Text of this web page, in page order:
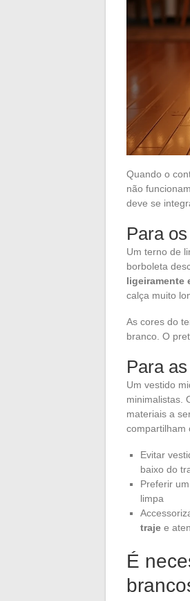
Quando o
não
deve se
Para
Um terno de
borboleta
ligeiramente
calça muito
As cores do
branco. O
Para
Um vestido
minimalistas.
materiais a
compartilham
Evitar
baixo do
Preferir
limpa
traje e
É